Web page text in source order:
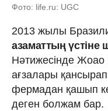
Фото: life.ru: UGC
2013 жылы
азаматтың үстіне
Нәтижесінде Жоао
ағзалары
фермадан қашып
деген болжам бар.